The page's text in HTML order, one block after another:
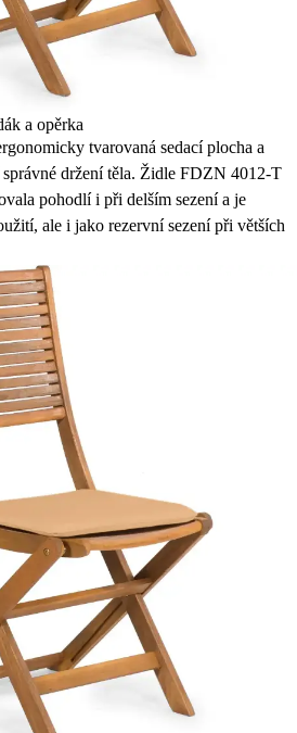
a opěrka
tvarovaná sedací plocha a
držení těla. Židle FDZN 4012-T
pohodlí i při delším sezení a je
ale i jako rezervní sezení při větších